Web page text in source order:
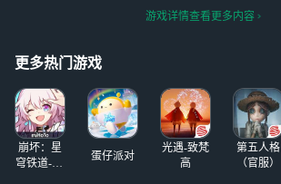
了，大佬实在不行了，我还
话），而且它告我用俩主c打
99#鸣潮#
游戏详情查看更多内容
更多热门游戏
崩坏：星
穹铁道-4.4
蛋仔派对
光遇-致梵
高
第五人格
（官服）